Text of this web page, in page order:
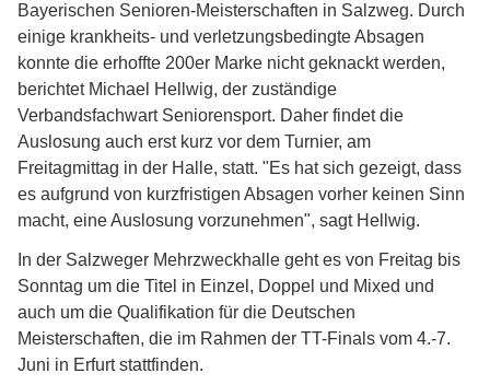
Bayerischen Senioren-Meisterschaften in Salzweg. Durch
einige krankheits- und verletzungsbedingte Absagen
konnte die erhoffte 200er Marke nicht geknackt werden,
berichtet Michael Hellwig, der zuständige
Verbandsfachwart Seniorensport. Daher findet die
Auslosung auch erst kurz vor dem Turnier, am
Freitagmittag in der Halle, statt. "Es hat sich gezeigt, dass
es aufgrund von kurzfristigen Absagen vorher keinen Sinn
macht, eine Auslosung vorzunehmen", sagt Hellwig.
In der Salzweger Mehrzweckhalle geht es von Freitag bis
Sonntag um die Titel in Einzel, Doppel und Mixed und
auch um die Qualifikation für die Deutschen
Meisterschaften, die im Rahmen der TT-Finals vom 4.-7.
Juni in Erfurt stattfinden.